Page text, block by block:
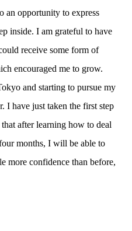
an opportunity to express
inside. I am grateful to have
receive some form of
encouraged me to grow.
and starting to pursue my
I have just taken the first step
after learning how to deal
months, I will be able to
more confidence than before,